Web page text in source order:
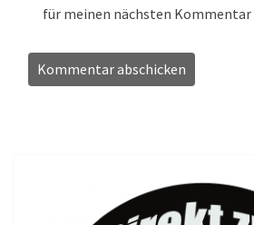
für meinen nächsten Kommentar